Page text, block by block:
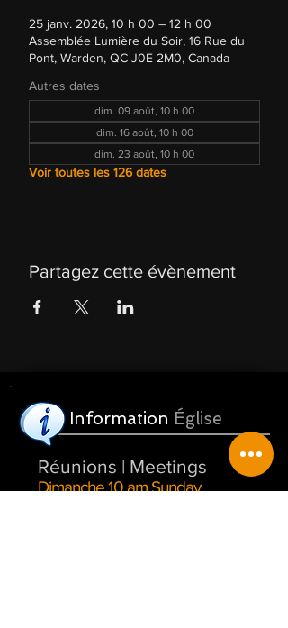
25 janv. 2026, 10 h 00 – 12 h 00
Assemblée Lumière du Soir, 16 Rue du
Pont, Warden, QC J0E 2M0, Canada
Autres dates
dim. 09 août, 10 h 00
dim. 16 août, 10 h 00
dim. 23 août, 10 h 00
Voir toutes les 126 dates
Partagez cette évènement
Information Église
Réunions | Meetings
Dimanche 10 am Sunday